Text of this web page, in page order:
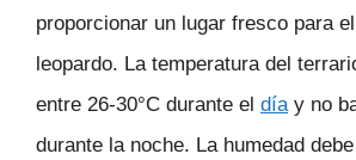
proporcionar un lugar fresco para
leopardo. La temperatura del
entre 26-30°C durante el díay no
durante la noche. La humedad